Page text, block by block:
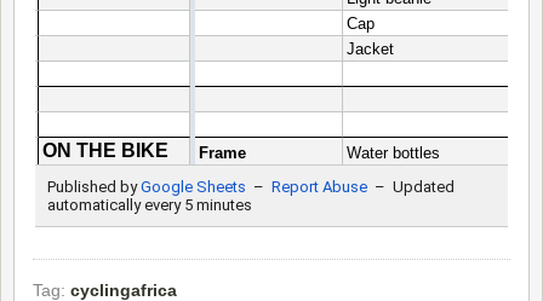
Tag: cyclingafrica